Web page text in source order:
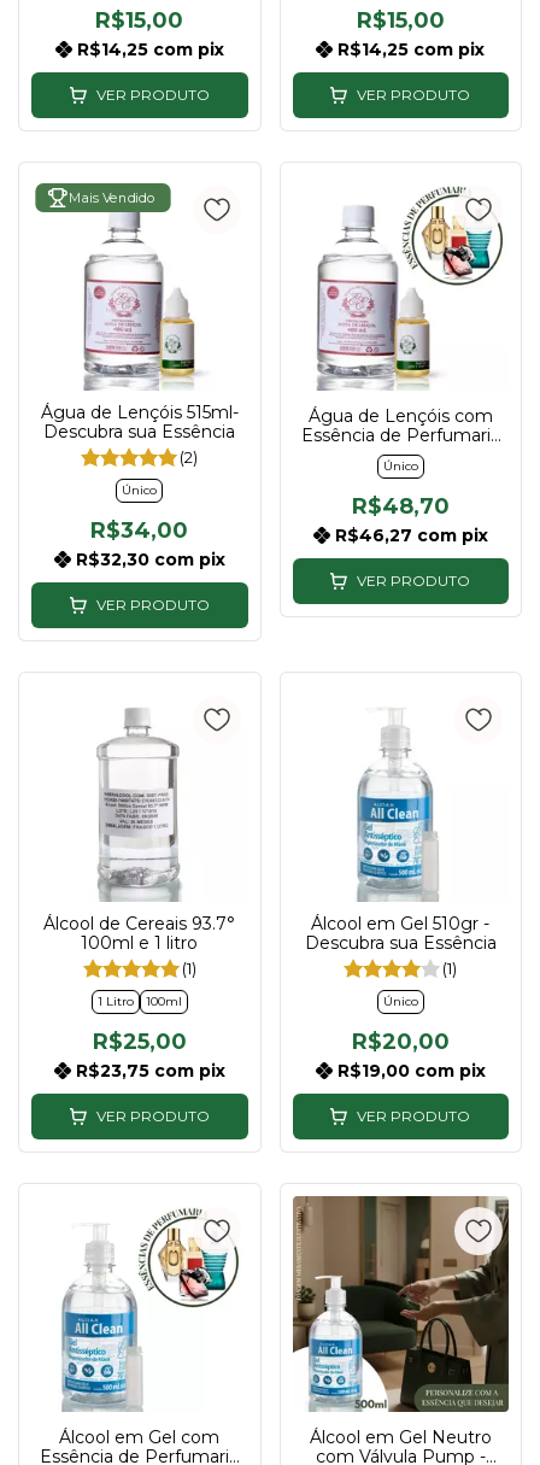
R$15,00
R$14,25 com pix
VER PRODUTO
R$15,00
R$14,25 com pix
VER PRODUTO
Mais Vendido
Água de Lençóis 515ml-
Descubra sua Essência
(2)
Único
R$34,00
R$32,30 com pix
VER PRODUTO
Água de Lençóis com
Essência de Perfumaria
515ml- Descubra sua
Essência
Único
R$48,70
R$46,27 com pix
VER PRODUTO
Álcool de Cereais 93.7°
100ml e 1 litro
(1)
1 Litro 100ml
R$25,00
R$23,75 com pix
VER PRODUTO
Álcool em Gel 510gr -
Descubra sua Essência
(1)
Único
R$20,00
R$19,00 com pix
VER PRODUTO
Álcool em Gel com
Essência de Perfumaria
Álcool em Gel Neutro
com Válvula Pump -